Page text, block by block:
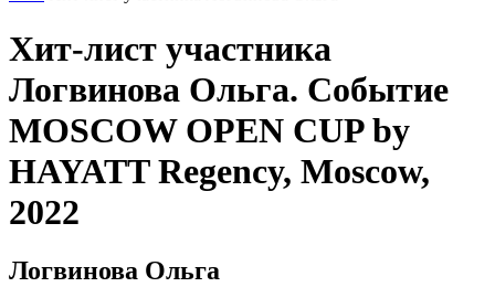
Хит-лист участника
Логвинова Ольга. Событие
MOSCOW OPEN CUP by
HAYATT Regency, Moscow,
2022
Логвинова Ольга